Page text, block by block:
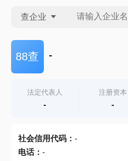
查企业
查企业
查产地
88查 -
法定代表人
-
注册资本
-
社会信用代码： -
电话： -